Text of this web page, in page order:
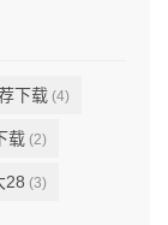
下载 (4)
载 (2)
28 (3)